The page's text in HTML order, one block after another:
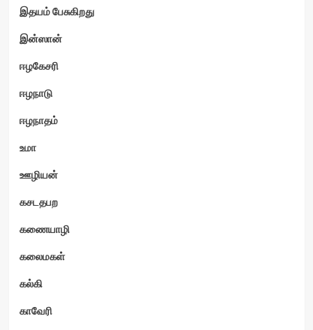
இதயம் பேசுகிறது
இன்ஸான்
ஈழகேசரி
ஈழநாடு
ஈழநாதம்
உமா
ஊழியன்
கசடதபற
கணையாழி
கலைமகள்
கல்கி
காவேரி